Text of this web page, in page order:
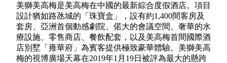
美獅美高梅是美高梅在中國的最新綜合度假酒店。項目
設計猶如路氹城的「珠寶盒」，設有約1,400間客房及
套房、亞洲首個動感劇院、偌大的會議空間、奢華的水
療設施、零售商店、餐飲配套，以及美高梅首間國際酒
店別墅「雍華府」為賓客提供極致豪華體驗。美獅美高
梅的視博廣場天幕在2019年1月19日被評為最大的懸跨